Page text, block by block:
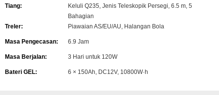
Tiang:
Keluli Q235, Jenis Teleskopik Persegi, 6.5 m, 5
Bahagian
Treler:
Piawaian AS/EU/AU, Halangan Bola
Masa Pengecasan: 6.9 Jam
Masa Berjalan: 3 Hari untuk 120W
Bateri GEL: 6 × 150Ah, DC12V, 10800W·h